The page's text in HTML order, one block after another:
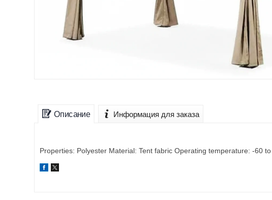
Описание Информация для заказа
Properties: Polyester Material: Tent fabric Operating temperature: -60